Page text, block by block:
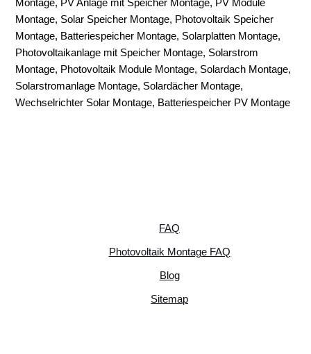
Montage, PV Anlage mit Speicher Montage, PV Module
Montage, Solar Speicher Montage, Photovoltaik Speicher
Montage, Batteriespeicher Montage, Solarplatten Montage,
Photovoltaikanlage mit Speicher Montage, Solarstrom
Montage, Photovoltaik Module Montage, Solardach Montage,
Solarstromanlage Montage, Solardächer Montage,
Wechselrichter Solar Montage, Batteriespeicher PV Montage
FAQ
Photovoltaik Montage FAQ
Blog
Sitemap